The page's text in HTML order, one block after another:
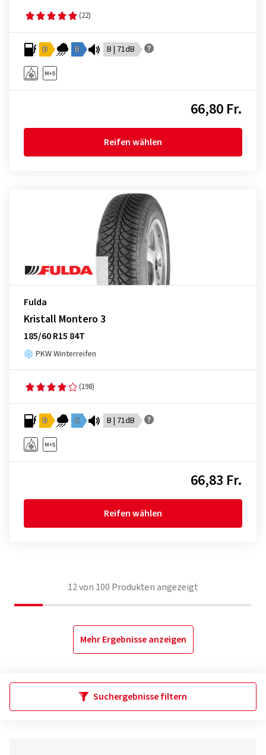
(22)
D B B | 71dB
66,80 Fr.
Reifen wählen
Fulda
Kristall Montero 3
185/60 R15 84T
PKW Winterreifen
(198)
D C B | 71dB
66,83 Fr.
Reifen wählen
12von 100 Produkten angezeigt
Mehr Ergebnisse anzeigen
Suchergebnisse filtern